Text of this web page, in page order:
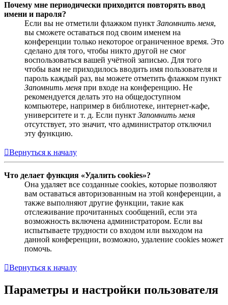
Почему мне периодически приходится повторять ввод
имени и пароля?
Если вы не отметили флажком пункт Запомнить меня,
вы сможете оставаться под своим именем на
конференции только некоторое ограниченное время. Это
сделано для того, чтобы никто другой не смог
воспользоваться вашей учётной записью. Для того
чтобы вам не приходилось вводить имя пользователя и
пароль каждый раз, вы можете отметить флажком пункт
Запомнить меня при входе на конференцию. Не
рекомендуется делать это на общедоступном
компьютере, например в библиотеке, интернет-кафе,
университете и т. д. Если пункт Запомнить меня
отсутствует, это значит, что администратор отключил
эту функцию.
Вернуться к началу
Что делает функция «Удалить cookies»?
Она удаляет все созданные cookies, которые позволяют
вам оставаться авторизованным на этой конференции, а
также выполняют другие функции, такие как
отслеживание прочитанных сообщений, если эта
возможность включена администратором. Если вы
испытываете трудности со входом или выходом на
данной конференции, возможно, удаление cookies может
помочь.
Вернуться к началу
Параметры и настройки пользователя